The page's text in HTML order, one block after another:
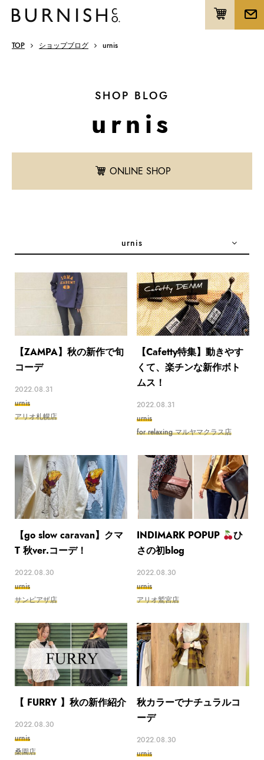
TOP ショップブログ urnis
SHOP BLOG
urnis
ONLINE SHOP
urnis
【ZAMPA】秋の新作で旬
コーデ
2022.08.31
urnis
アリオ札幌店
【Cafetty特集】動きやす
くて、楽チンな新作ボト
ムス！
2022.08.31
urnis
for relaxing マルヤマクラス店
【go slow caravan】クマ
T 秋ver.コーデ！
2022.08.30
urnis
サンピアザ店
INDIMARK POPUP
ひ
さの初blog
2022.08.30
urnis
アリオ鷲宮店
【 FURRY 】秋の新作紹介
2022.08.30
urnis
桑園店
秋カラーでナチュラルコ
ーデ
2022.08.30
urnis